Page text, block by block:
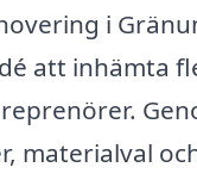
i
att inhämta
materialval